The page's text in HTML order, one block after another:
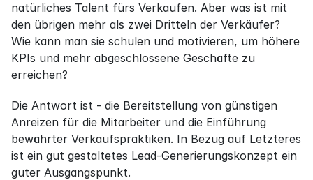
natürliches Talent fürs Verkaufen. Aber was ist mit
den übrigen mehr als zwei Dritteln der Verkäufer?
Wie kann man sie schulen und motivieren, um höhere
KPIs und mehr abgeschlossene Geschäfte zu
erreichen?
Die Antwort ist - die Bereitstellung von günstigen
Anreizen für die Mitarbeiter und die Einführung
bewährter Verkaufspraktiken. In Bezug auf Letzteres
ist ein gut gestaltetes Lead-Generierungskonzept ein
guter Ausgangspunkt.